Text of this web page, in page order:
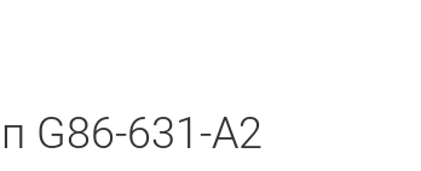
G86-631-A2